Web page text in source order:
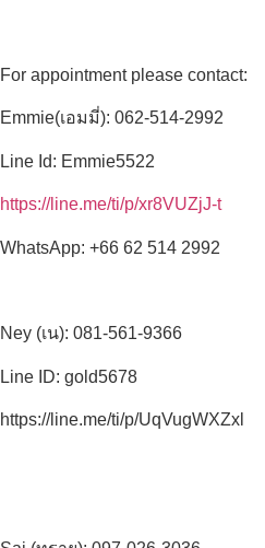
For appointment please contact:
Emmie(เอมมี่): 062-514-2992
Line Id: Emmie5522
https://line.me/ti/p/xr8VUZjJ-t
WhatsApp: +66 62 514 2992
Ney (เน): 081-561-9366
Line ID: gold5678
https://line.me/ti/p/UqVugWXZxl